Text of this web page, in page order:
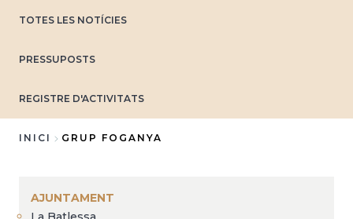
TOTES LES NOTÍCIES
PRESSUPOSTS
REGISTRE D'ACTIVITATS
d'Ariadna
INICI GRUP FOGANYA
AJUNTAMENT